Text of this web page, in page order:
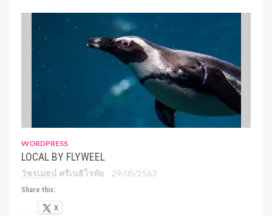
WORDPRESS
LOCAL BY FLYWEEL
วัชรเมธน์ ศรีเนธิโรทัย 29/05/2563
Share this:
X